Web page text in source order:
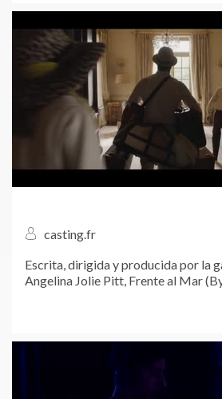
casting.fr
Escrita, dirigida y producida por la
Angelina Jolie Pitt, Frente al Mar